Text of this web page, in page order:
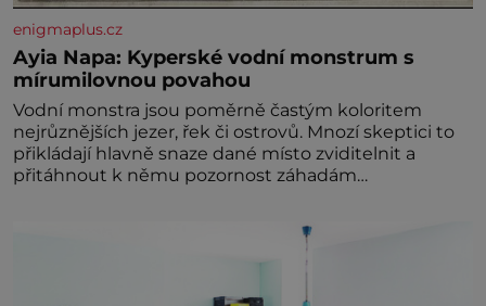
enigmaplus.cz
Ayia Napa: Kyperské vodní monstrum s
mírumilovnou povahou
Vodní monstra jsou poměrně častým koloritem
nejrůznějších jezer, řek či ostrovů. Mnozí skeptici to
přikládají hlavně snaze dané místo zviditelnit a
přitáhnout k němu pozornost záhadám